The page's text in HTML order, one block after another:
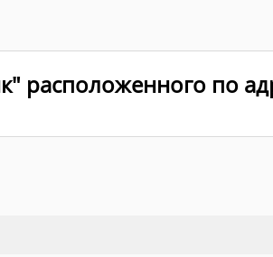
расположенного по